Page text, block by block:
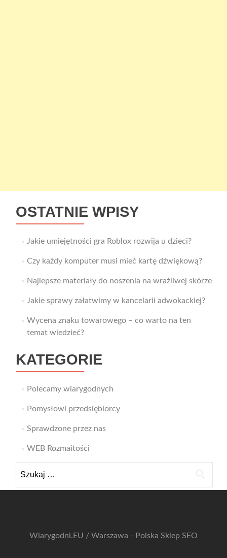
OSTATNIE WPISY
Jakie umiejętności gra Roblox rozwija u dzieci?
Czy każdy komputer musi mieć kartę dźwiękową?
Najlepsze materiały do noszenia na wrażliwej skórze
Jakie sprawy załatwimy w kancelarii adwokackiej?
Wycena znaku towarowego – co warto na ten
temat wiedzieć?
KATEGORIE
Polecamy wiarygodnych
Pomysłowi przedsiębiorcy
Sprawdzone przez nas
WEB Rozmaitości
Wiarygodni.EU / Warszawa - Polska Sklep SEO